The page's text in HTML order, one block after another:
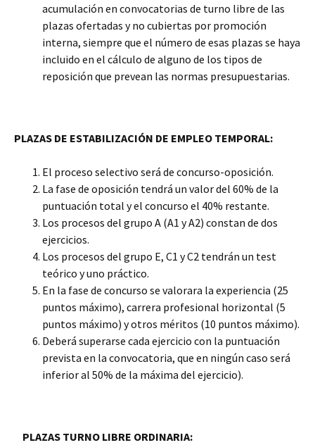
acumulación en convocatorias de turno libre de las
plazas ofertadas y no cubiertas por promoción
interna, siempre que el número de esas plazas se haya
incluido en el cálculo de alguno de los tipos de
reposición que prevean las normas presupuestarias.
PLAZAS DE ESTABILIZACIÓN DE EMPLEO TEMPORAL:
El proceso selectivo será de concurso-oposición.
La fase de oposición tendrá un valor del 60% de la
puntuación total y el concurso el 40% restante.
Los procesos del grupo A (A1 y A2) constan de dos
ejercicios.
Los procesos del grupo E, C1 y C2 tendrán un test
teórico y uno práctico.
En la fase de concurso se valorara la experiencia (25
puntos máximo), carrera profesional horizontal (5
puntos máximo) y otros méritos (10 puntos máximo).
Deberá superarse cada ejercicio con la puntuación
prevista en la convocatoria, que en ningún caso será
inferior al 50% de la máxima del ejercicio).
PLAZAS TURNO LIBRE ORDINARIA: